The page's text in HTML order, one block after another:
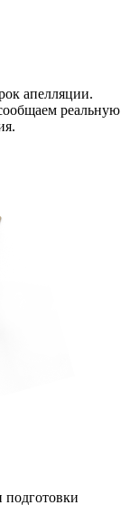
апелляции.
реальную
подготовки